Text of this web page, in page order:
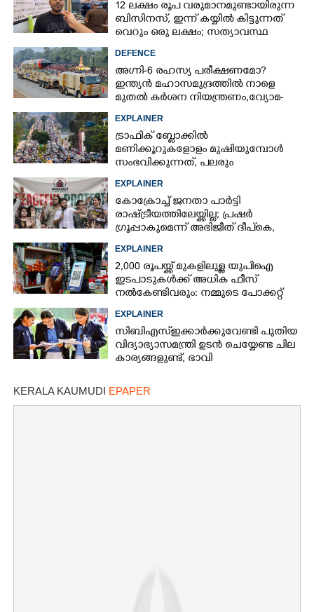
12 ലക്ഷം രൂപ വരുമാനമുണ്ടായിരുന്ന
ബിസിനസ്, ഇന്ന് കയ്യിൽ കിട്ടുന്നത്
വെറും ഒരു ലക്ഷം; സത്യാവസ്ഥ
വിവരിച്ച് ഉടമ
DEFENCE
അഗ്നി-6 രഹസ്യ പരീക്ഷണമോ?
ഇന്ത്യൻ മഹാസമുദ്രത്തിൽ നാളെ
മുതൽ കർശന നിയന്ത്രണം,വ്യോമ-
സമുദ്ര പാതകൾ അടയ്ക്കും
EXPLAINER
ട്രാഫിക് ബ്ലോക്കിൽ
മണിക്കൂറുകളോളം മുഷിയുമ്പോൾ
സംഭവിക്കുന്നത്, പലരും
തളർന്നുപോകുന്നതിന്റെ കാരണം
ഇതാണ്
EXPLAINER
കോക്രോച്ച് ജനതാ പാർട്ടി
രാഷ്ട്രീയത്തിലേയ്ക്കില്ല; പ്രഷർ
ഗ്രൂപ്പാകുമെന്ന് അഭിജീത് ദീപ്‌കെ,
എന്താണിതിനർത്ഥം?
EXPLAINER
2,000 രൂപയ്ക്ക് മുകളിലുള്ള യുപിഐ
ഇടപാടുകൾക്ക് അധിക ഫീസ്
നൽകേണ്ടിവരും: നമ്മുടെ പോക്കറ്റ്
കീറുമോ?
EXPLAINER
സിബിഎസ്ഇക്കാർക്കുവേണ്ടി പുതിയ
വിദ്യാഭ്യാസമന്ത്രി ഉടൻ ചെയ്യേണ്ട ചില
കാര്യങ്ങളുണ്ട്, ഭാവി
വിദ്യാർത്ഥികൾ
KERALA KAUMUDI EPAPER